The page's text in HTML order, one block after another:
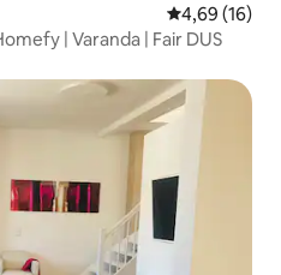
4,69 de uma
4,69 (16)
| Varanda | Fair DUS